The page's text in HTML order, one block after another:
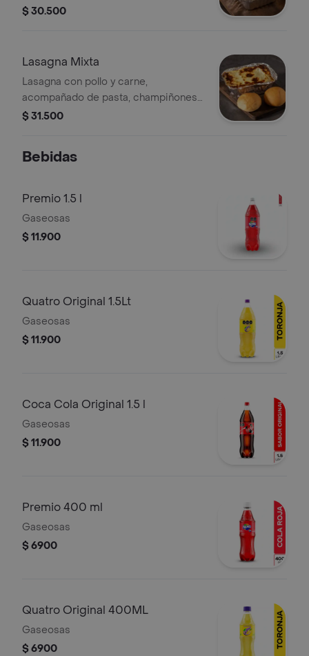
salsas.
$ 30.500
Lasagna Mixta
Lasagna con pollo y carne,
acompañado de pasta, champiñones,
queso gratinado y pan.
$ 31.500
Bebidas
Premio 1.5 l
Gaseosas
$ 11.900
Quatro Original 1.5Lt
Gaseosas
$ 11.900
Coca Cola Original 1.5 l
Gaseosas
$ 11.900
Premio 400 ml
Gaseosas
$ 6900
Quatro Original 400ML
Gaseosas
$ 6900